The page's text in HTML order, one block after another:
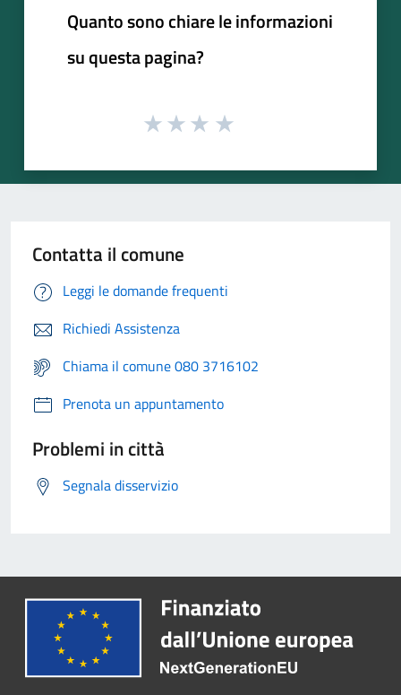
Quanto sono chiare le informazioni
su questa pagina?
Contatta il comune
Leggi le domande frequenti
Richiedi Assistenza
Chiama il comune 080 3716102
Prenota un appuntamento
Problemi in città
Segnala disservizio